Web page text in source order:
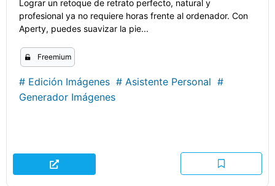
Lograr un retoque de retrato perfecto, natural y
profesional ya no requiere horas frente al ordenador. Con
Aperty, puedes suavizar la pie...
Freemium
# Edición Imágenes # Asistente Personal #
Generador Imágenes